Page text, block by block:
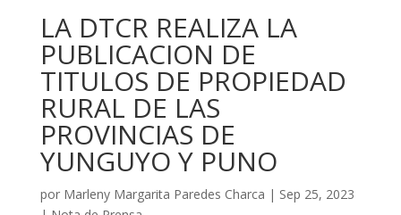
LA DTCR REALIZA LA
PUBLICACION DE
TITULOS DE PROPIEDAD
RURAL DE LAS
PROVINCIAS DE
YUNGUYO Y PUNO
por Marleny Margarita Paredes Charca | Sep 25, 2023